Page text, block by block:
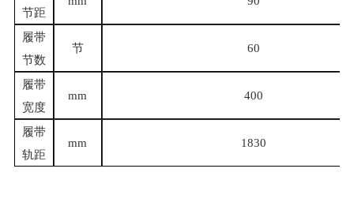
节距
履带
节数
节 60
履带
宽度
mm 400
履带
轨距
mm 1830